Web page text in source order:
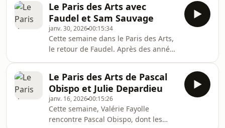
piquante actuellement au théâtre des
Variétés. Dix ans après le succès
planétaire de leur titre "Prayer in C",
le duo Lilly Wood and the Prick revient
avec un cinquième album "Christina".
Et un coup de cœur à la Galerie de
l'Instant, à Paris : une rétrospective
de
Le Paris des Arts avec
Faudel et Sam Sauvage
janv. 30, 202600:15:34
Cette semaine dans le Paris des Arts,
le retour de Faudel. Après des années
devant de la scène à l’affiche de la
tournée nostalgique des années 2000
"I GOTTA FEELING". Il nous emmène
découvrir l’exposition "Tenter l’art
pour soigner" à l’Institut du Monde
Le Paris des Arts de Pascal
Obispo et Julie Depardieu
janv. 16, 202600:15:26
Cette semaine, Valérie Fayolle
rencontre Pascal Obispo, dont les